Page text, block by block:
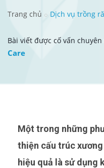
Trang chủ Dịch vụ trồng
Bài viết được cố vấn
Care
Một trong những phương pháp phục hồi cải
thiện cấu trúc
hiệu quả là sử dụng